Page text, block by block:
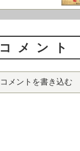
コメント
コメントを書き込む